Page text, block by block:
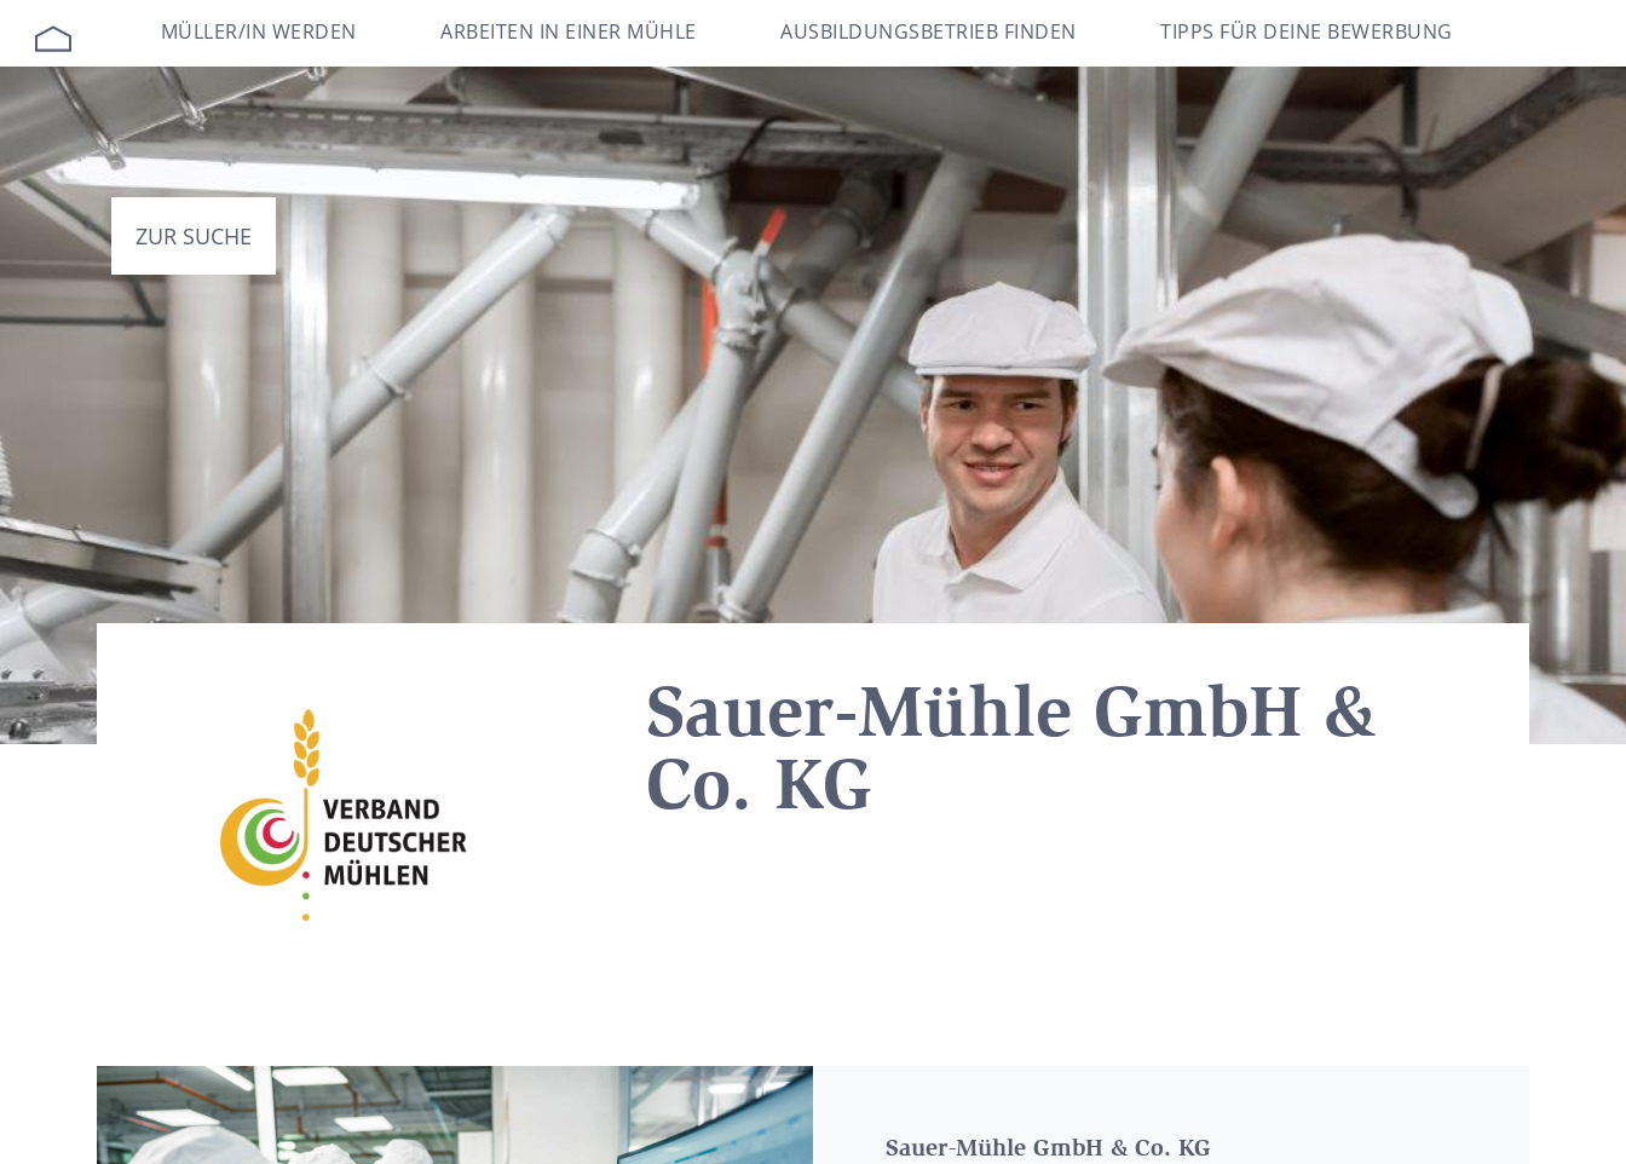
MÜLLER/IN WERDEN ARBEITEN IN EINER MÜHLE AUSBILDUNGSBETRIEB FINDEN TIPPS FÜR DEINE BEWERBUNG
ZUR SUCHE
Sauer-Mühle GmbH &
Co. KG
Sauer-Mühle GmbH & Co. KG